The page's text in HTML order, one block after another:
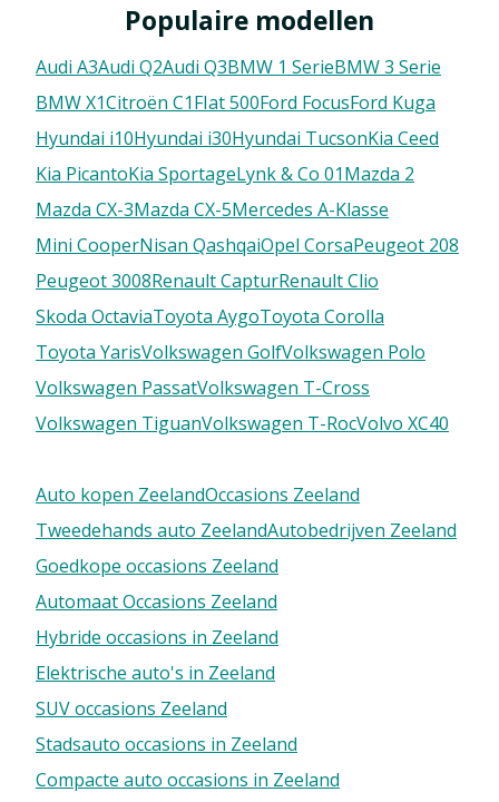
Populaire modellen
Audi A3Audi Q2Audi Q3BMW 1 SerieBMW 3 Serie
BMW X1Citroën C1FIat 500Ford FocusFord Kuga
Hyundai i10Hyundai i30Hyundai TucsonKia Ceed
Kia PicantoKia SportageLynk & Co 01Mazda 2
Mazda CX-3Mazda CX-5Mercedes A-Klasse
Mini CooperNisan QashqaiOpel CorsaPeugeot 208
Peugeot 3008Renault CapturRenault Clio
Skoda OctaviaToyota AygoToyota Corolla
Toyota YarisVolkswagen GolfVolkswagen Polo
Volkswagen PassatVolkswagen T-Cross
Volkswagen TiguanVolkswagen T-RocVolvo XC40
Auto kopen ZeelandOccasions Zeeland
Tweedehands auto ZeelandAutobedrijven Zeeland
Goedkope occasions Zeeland
Automaat Occasions Zeeland
Hybride occasions in Zeeland
Elektrische auto's in Zeeland
SUV occasions Zeeland
Stadsauto occasions in Zeeland
Compacte auto occasions in Zeeland